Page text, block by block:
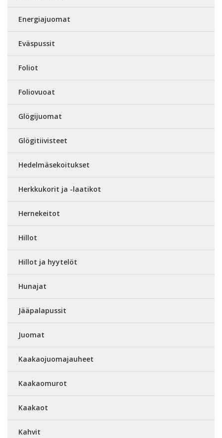
Energiajuomat
Eväspussit
Foliot
Foliovuoat
Glögijuomat
Glögitiivisteet
Hedelmäsekoitukset
Herkkukorit ja -laatikot
Hernekeitot
Hillot
Hillot ja hyytelöt
Hunajat
Jääpalapussit
Juomat
Kaakaojuomajauheet
Kaakaomurot
Kaakaot
Kahvit